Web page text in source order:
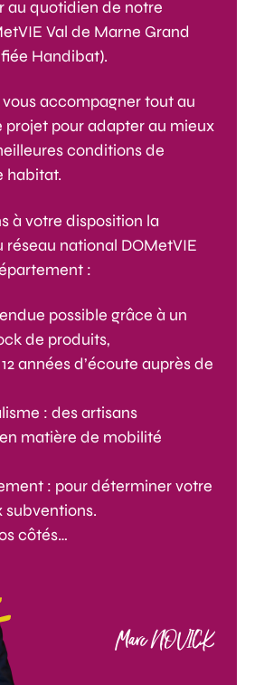
au quotidien de notre
Val de Marne Grand
Handibat).
vous accompagner tout au
projet pour adapter au mieux
conditions de
habitat.
à votre disposition la
réseau national DOMetVIE
:
possible grâce à un
de produits,
années d’écoute auprès de
: des artisans
matière de mobilité
: pour déterminer votre
subventions.
côtés…
Marc NOVICK